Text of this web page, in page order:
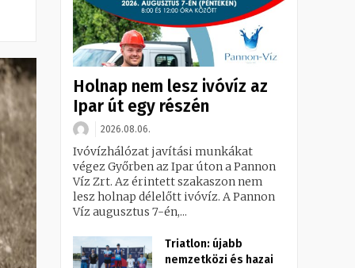
Holnap nem lesz ivóvíz az
Ipar út egy részén
2026.08.06.
Ivóvízhálózat javítási munkákat
végez Győrben az Ipar úton a Pannon
Víz Zrt. Az érintett szakaszon nem
lesz holnap délelőtt ivóvíz. A Pannon
Víz augusztus 7-én,...
Triatlon: újabb
nemzetközi és hazai